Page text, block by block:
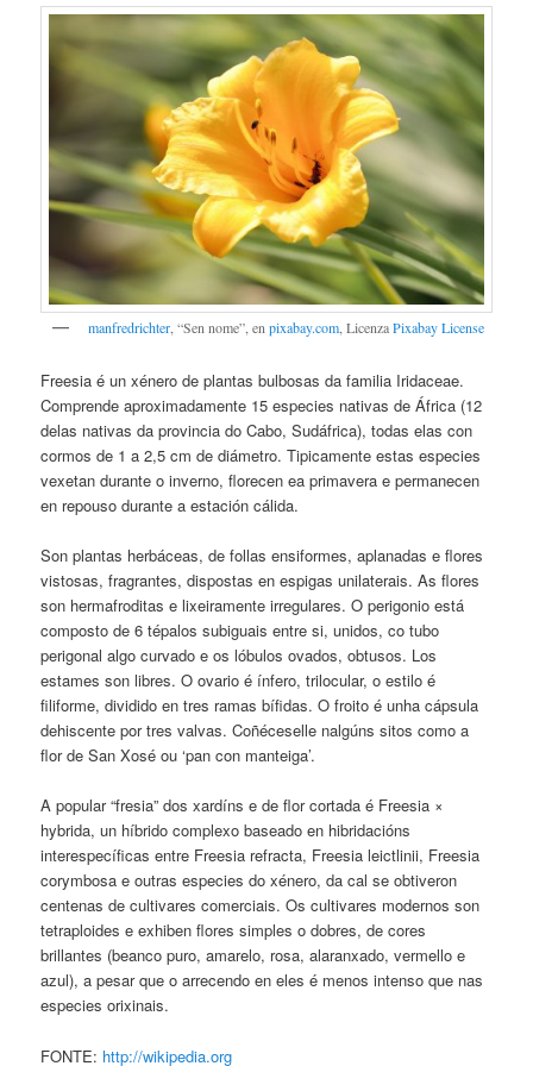
manfredrichter , “Sen nome”, enpixabay.com , LicenzaPixabay License
Freesia é un xénero de plantas bulbosas da familia Iridaceae.
Comprende aproximadamente 15 especies nativas de África (12
delas nativas da provincia do Cabo, Sudáfrica), todas elas con
cormos de 1 a 2,5 cm de diámetro. Tipicamente estas especies
vexetan durante o inverno, florecen ea primavera e permanecen
en repouso durante a estación cálida.
Son plantas herbáceas, de follas ensiformes, aplanadas e flores
vistosas, fragrantes, dispostas en espigas unilaterais. As flores
son hermafroditas e lixeiramente irregulares. O perigonio está
composto de 6 tépalos subiguais entre si, unidos, co tubo
perigonal algo curvado e os lóbulos ovados, obtusos. Los
estames son libres. O ovario é ínfero, trilocular, o estilo é
filiforme, dividido en tres ramas bífidas. O froito é unha cápsula
dehiscente por tres valvas. Coñéceselle nalgúns sitos como a
flor de San Xosé ou ‘pan con manteiga’.
A popular “fresia” dos xardíns e de flor cortada é Freesia ×
hybrida, un híbrido complexo baseado en hibridacións
interespecíficas entre Freesia refracta, Freesia leictlinii, Freesia
corymbosa e outras especies do xénero, da cal se obtiveron
centenas de cultivares comerciais. Os cultivares modernos son
tetraploides e exhiben flores simples o dobres, de cores
brillantes (beanco puro, amarelo, rosa, alaranxado, vermello e
azul), a pesar que o arrecendo en eles é menos intenso que nas
especies orixinais.
FONTE: http://wikipedia.org